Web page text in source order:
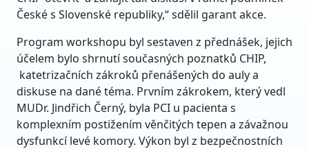
České s Slovenské republiky,“ sdělil garant akce.
Program workshopu byl sestaven z přednášek, jejich
účelem bylo shrnutí současných poznatků CHIP,
katetrizačních zákroků přenášených do auly a
diskuse na dané téma. Prvním zákrokem, který vedl
MUDr. Jindřich Černý, byla PCI u pacienta s
komplexním postižením věnčitých tepen a závažnou
dysfunkcí levé komory. Výkon byl z bezpečnostních